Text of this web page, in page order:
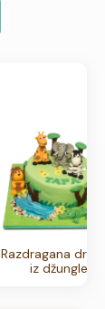
Razdragana
iz džungle